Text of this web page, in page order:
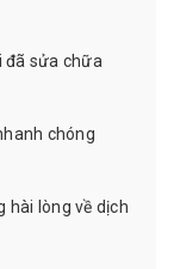
đã sửa chữa
chóng
hài lòng về dịch